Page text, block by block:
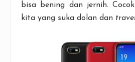
bisa bening dan jernih.
kita yang suka dolan dan